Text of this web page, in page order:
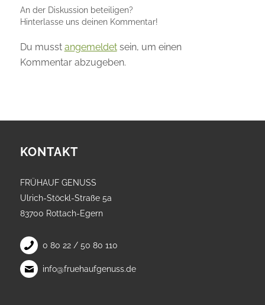
An der Diskussion beteiligen?
Hinterlasse uns deinen Kommentar!
Du musst angemeldetsein, um einen
Kommentar abzugeben.
KONTAKT
FRÜHAUF GENUSS
Ulrich-Stöckl-Straße 5a
83700 Rottach-Egern
0 80 22 / 50 80 110
info@fruehaufgenuss.de